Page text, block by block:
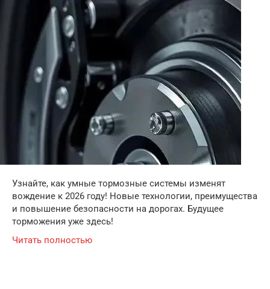
Узнайте, как умные тормозные системы изменят
вождение к 2026 году! Новые технологии, преимущества
и повышение безопасности на дорогах. Будущее
торможения уже здесь!
Читать полностью